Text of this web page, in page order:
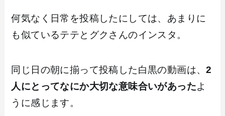
何気なく日常を投稿したにしては、あまりに
も似ているテテとグクさんのインスタ。
同じ日の朝に揃って投稿した白黒の動画は、2
人にとってなにか大切な意味合いがあったよ
うに感じます。